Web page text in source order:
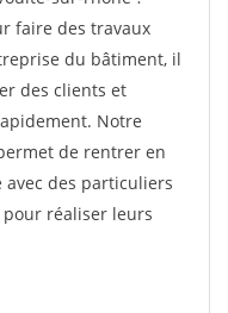
faire des travaux
du bâtiment, il
des clients et
Notre
de rentrer en
des particuliers
réaliser leurs